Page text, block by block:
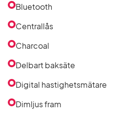
Bluetooth
Centrallås
Charcoal
Delbart baksäte
Digital hastighetsmätare
Dimljus fram